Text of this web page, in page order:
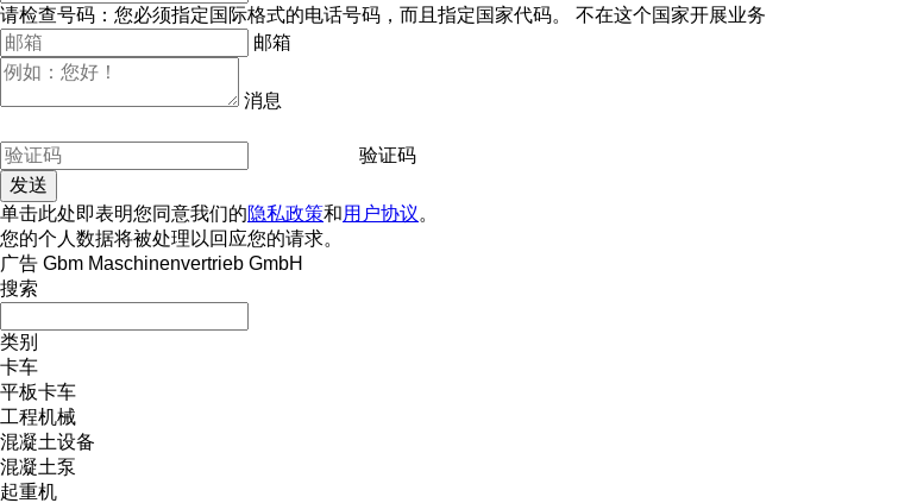
请检查号码：您必须指定国际格式的电话号码，而且指定国家代码。
不在这个国家开展业务
邮箱
消息
验证码
单击此处即表明您同意我们的隐私政策和用户协议。
您的个人数据将被处理以回应您的请求。
广告 Gbm Maschinenvertrieb GmbH
搜索
类别
卡车
平板卡车
工程机械
混凝土设备
混凝土泵
起重机